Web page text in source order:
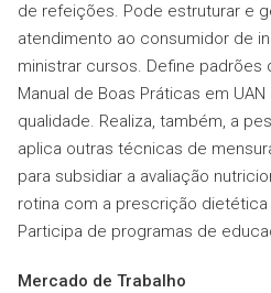
de refeições. Pode estruturar e
atendimento ao consumidor de
ministrar cursos. Define
Manual de Boas Práticas em
qualidade. Realiza, também, a
aplica outras técnicas de
para subsidiar a avaliação
rotina com a prescrição
Participa de programas de
Mercado de Trabalho